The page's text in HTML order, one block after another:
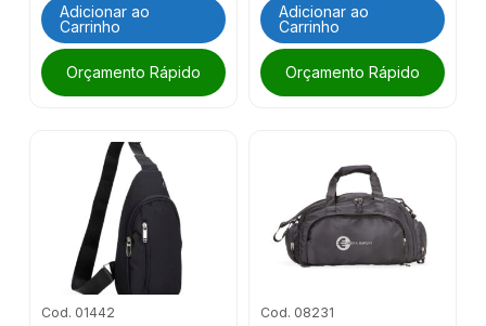
Adicionar ao
Carrinho
Orçamento Rápido
Adicionar ao
Carrinho
Orçamento Rápido
Cod. 01442 Cod. 08231